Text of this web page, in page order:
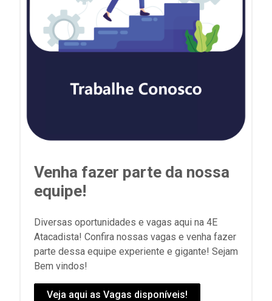
Venha fazer parte da nossa
equipe!
Diversas oportunidades e vagas aqui na 4E
Atacadista! Confira nossas vagas e venha fazer
parte dessa equipe experiente e gigante! Sejam
Bem vindos!
Veja aqui as Vagas disponíveis!